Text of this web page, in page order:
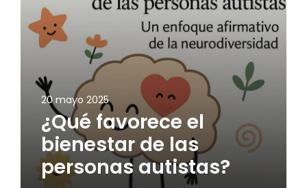
20 mayo 2025
¿Qué favorece el
bienestar de las
personas autistas?